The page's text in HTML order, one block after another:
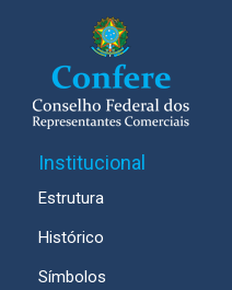
Institucional
Estrutura
Histórico
Símbolos